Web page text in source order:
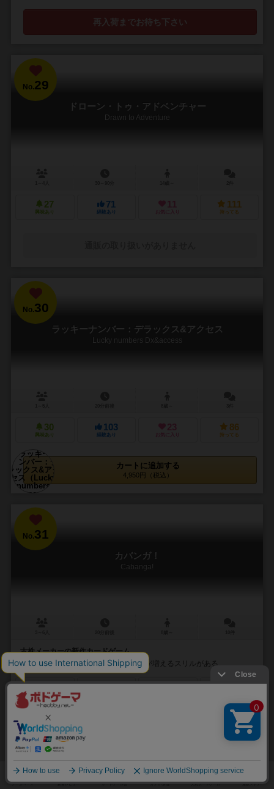
再入荷までお待ち下さい
No.29
ドローン・トゥ・アドベンチャー
Drawn to Adventure
27
興味あり
71
経験あり
11
お気に入り
111
持ってる
No.30
ラッキーナンバー：デラックス&アクセス
Lucky numbers Dx&access
30
興味あり
103
経験あり
23
お気に入り
86
持ってる
カートに追加する
4,950円（税込）
No.31
カバンガ！
Cabanga!
古株メーカーの新作カードゲーム。
シンプルなゴーアウトだが、突然手札が増えるスリルがある。
70
興味あり
450 78 263